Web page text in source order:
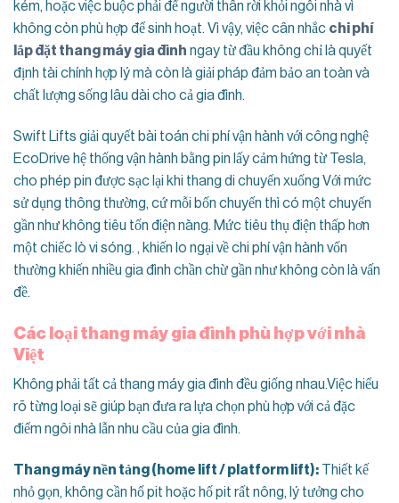
kém, hoặc việc buộc phải để người thân rời khỏi ngôi nhà vì
không còn phù hợp để sinh hoạt. Vì vậy, việc cân nhắc chi phí
lắp đặt thang máy gia đình ngay từ đầu không chỉ là quyết
định tài chính hợp lý mà còn là giải pháp đảm bảo an toàn và
chất lượng sống lâu dài cho cả gia đình.
Swift Lifts giải quyết bài toán chi phí vận hành với công nghệ
EcoDrive hệ thống vận hành bằng pin lấy cảm hứng từ Tesla,
cho phép pin được sạc lại khi thang di chuyển xuống Với mức
sử dụng thông thường, cứ mỗi bốn chuyến thì có một chuyến
gần như không tiêu tốn điện năng. Mức tiêu thụ điện thấp hơn
một chiếc lò vi sóng. , khiến lo ngại về chi phí vận hành vốn
thường khiến nhiều gia đình chần chừ gần như không còn là vấn
đề.
Các loại thang máy gia đình phù hợp với nhà
Việt
Không phải tất cả thang máy gia đình đều giống nhau.Việc hiểu
rõ từng loại sẽ giúp bạn đưa ra lựa chọn phù hợp với cả đặc
điểm ngôi nhà lẫn nhu cầu của gia đình.
Thang máy nền tảng (home lift / platform lift): Thiết kế
nhỏ gọn, không cần hố pit hoặc hố pit rất nông, lý tưởng cho